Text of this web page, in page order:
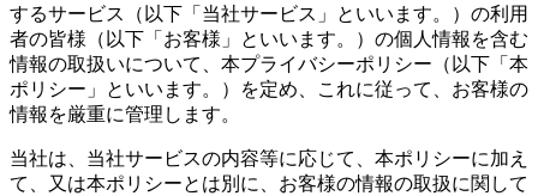
するサービス（以下「当社サービス」といいます。）の利用
者の皆様（以下「お客様」といいます。）の個人情報を含む
情報の取扱いについて、本プライバシーポリシー（以下「本
ポリシー」といいます。）を定め、これに従って、お客様の
情報を厳重に管理します。
当社は、当社サービスの内容等に応じて、本ポリシーに加え
て、又は本ポリシーとは別に、お客様の情報の取扱に関して